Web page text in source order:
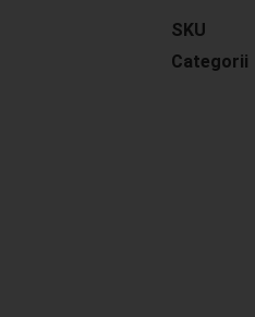
SKU
Categorii